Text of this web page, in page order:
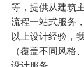
等，提供从建筑
流程一站式服务
以上设计经验，
（覆盖不同风